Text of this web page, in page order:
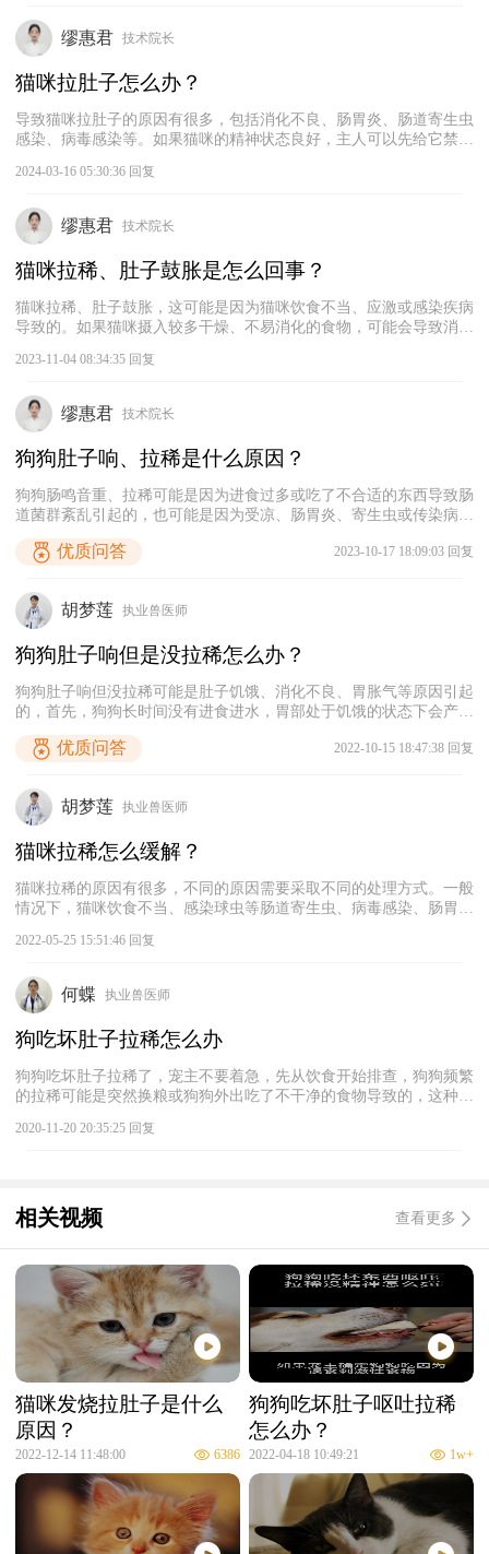
缪惠君 技术院长
猫咪拉肚子怎么办？
导致猫咪拉肚子的原因有很多，包括消化不良、肠胃炎、肠道寄生虫
感染、病毒感染等。如果猫咪的精神状态良好，主人可以先给它禁食
益生菌，然后观察猫咪的症状是否有所缓解。如果猫咪持续拉肚子或
2024-03-16 05:30:36 回复
缪惠君 技术院长
猫咪拉稀、肚子鼓胀是怎么回事？
猫咪拉稀、肚子鼓胀，这可能是因为猫咪饮食不当、应激或感染疾病
导致的。如果猫咪摄入较多干燥、不易消化的食物，可能会导致消化
能是因为感染了某种疾病引起的。建议给猫咪禁食半天，并且给它补
有缓解，建议及时带它去宠物医院进行检查，找出具体病因，以便进
行针对性的治疗。
2023-11-04 08:34:35 回复
缪惠君 技术院长
狗狗肚子响、拉稀是什么原因？
狗狗肠鸣音重、拉稀可能是因为进食过多或吃了不合适的东西导致肠
道菌群紊乱引起的，也可能是因为受凉、肠胃炎、寄生虫或传染病感
染等原因导致的。建议先让狗狗禁食半天到一天，并且给狗狗喂一些
益生菌和止泻药，帮它调理一下肠胃，缓解症状。等狗狗的症状好转
者出现其他异常症状，建议及时带它就医。
优质问答 2023-10-17 18:09:03 回复
胡梦莲 执业兽医师
狗狗肚子响但是没拉稀怎么办？
狗狗肚子响但没拉稀可能是肚子饥饿、消化不良、胃胀气等原因引起
的，首先，狗狗长时间没有进食进水，胃部处于饥饿的状态下会产生
一些气体，在肠道蠕动的时候就会发出咕噜咕噜的声音，这个时候只
要及时给狗狗喂食即可。其次，狗狗吃了一些容易产生气体的食物，
况，宠主可以给狗狗轻柔腹部帮助它排出气体，然后再适当喂食一些
益生菌调理肠胃。最后，狗狗一次性吃太多消化不良，或者吃了某些
食物肠胃不耐受时，也会导致肚子咕咕响，这种情况也可以给狗狗喂
食益生菌调理。
优质问答 2022-10-15 18:47:38 回复
胡梦莲 执业兽医师
猫咪拉稀怎么缓解？
猫咪拉稀的原因有很多，不同的原因需要采取不同的处理方式。一般
情况下，猫咪饮食不当、感染球虫等肠道寄生虫、病毒感染、肠胃受
进行粪便检查，确定具体病因之后再选择相应的药物治疗。如果暂时
林克拉维酸钾、甲硝唑等成分的肠道消炎药，配合宠物益生菌调理肠
胃，另外注意调整猫咪的饮食，尽量少量多次地给猫咪喂食单一的易
消化的食物，避免增加肠胃负担。如果猫咪长时间没有做过驱虫，可
以在拉稀症状缓解之后定期给猫咪驱虫，但如果猫咪用药之后没有效
果，或者出现精神不振、呕吐等其他症状，需要及时送医诊治。
2022-05-25 15:51:46 回复
何蝶 执业兽医师
狗吃坏肚子拉稀怎么办
狗狗吃坏肚子拉稀了，宠主不要着急，先从饮食开始排查，狗狗频繁
的拉稀可能是突然换粮或狗狗外出吃了不干净的食物导致的，这种情
维利克止泻即可，有条件的可以给狗狗吃一些活性益生菌，它可以调
2020-11-20 20:35:25 回复
相关视频 查看更多
猫咪发烧拉肚子是什么
原因？
2022-12-14 11:48:00 6386
狗狗吃坏肚子呕吐拉稀
怎么办？
2022-04-18 10:49:21 1w+